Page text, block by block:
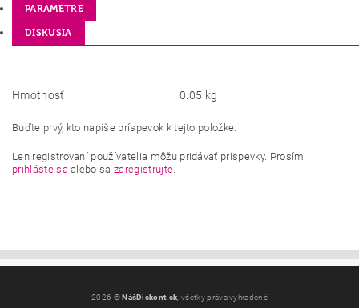
PARAMETRE
DISKUSIA
Hmotnosť 0.05 kg
Buďte prvý, kto napíše príspevok k tejto položke.
Len registrovaní používatelia môžu pridávať príspevky. Prosím
prihláste sa alebo sazaregistrujte.
2026 ©NášDiskont.sk , všetky práva vyhradené